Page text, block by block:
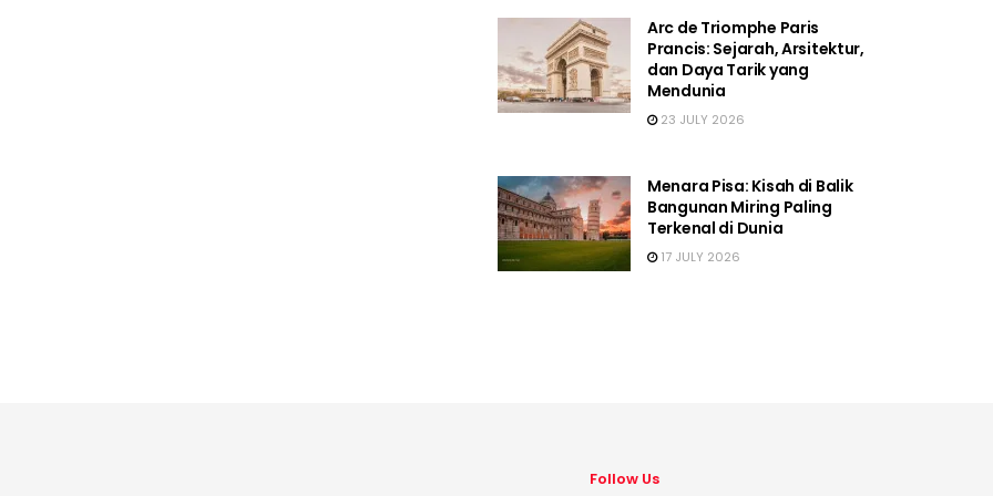
Arc de Triomphe Paris
Prancis: Sejarah, Arsitektur,
dan Daya Tarik yang
Mendunia
23 JULY 2026
Menara Pisa: Kisah di Balik
Bangunan Miring Paling
Terkenal di Dunia
17 JULY 2026
Follow Us